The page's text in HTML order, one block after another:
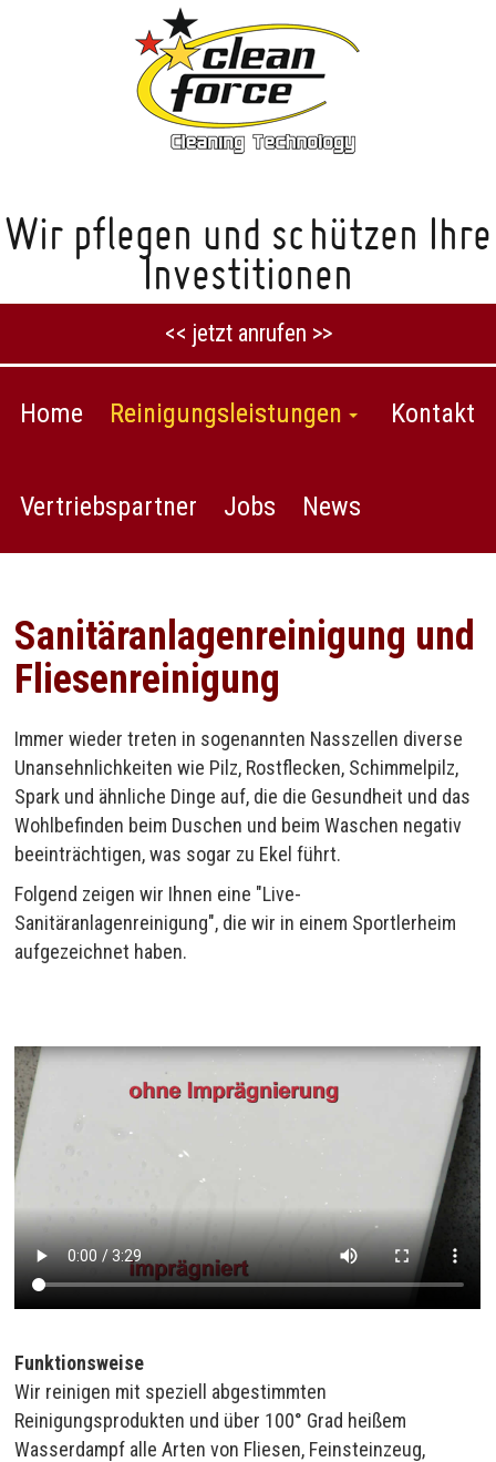
Wir pflegen und schützen Ihre
Investitionen
<< jetzt anrufen >>
Home Reinigungsleistungen Kontakt
Vertriebspartner Jobs News
Sanitäranlagenreinigung und
Fliesenreinigung
Immer wieder treten in sogenannten Nasszellen diverse
Unansehnlichkeiten wie Pilz, Rostflecken, Schimmelpilz,
Spark und ähnliche Dinge auf, die die Gesundheit und das
Wohlbefinden beim Duschen und beim Waschen negativ
beeinträchtigen, was sogar zu Ekel führt.
Folgend zeigen wir Ihnen eine "Live-
Sanitäranlagenreinigung", die wir in einem Sportlerheim
aufgezeichnet haben.
Funktionsweise
Wir reinigen mit speziell abgestimmten
Reinigungsprodukten und über 100° Grad heißem
Wasserdampf alle Arten von Fliesen, Feinsteinzeug,